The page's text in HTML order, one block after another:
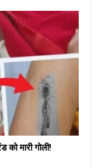
मारी गोली!